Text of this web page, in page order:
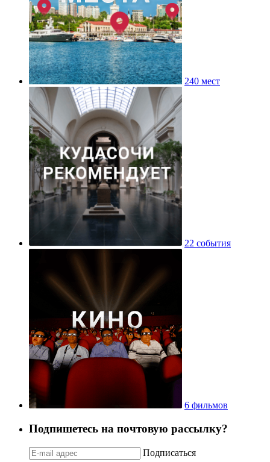
240 мест
22 события
6 фильмов
Подпишетесь на почтовую рассылку?
Подписаться